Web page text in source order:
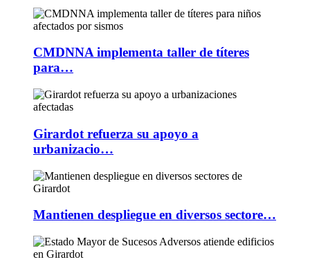
CMDNNA implementa taller de títeres
para…
Girardot refuerza su apoyo a
urbanizacio…
Mantienen despliegue en diversos sectore…